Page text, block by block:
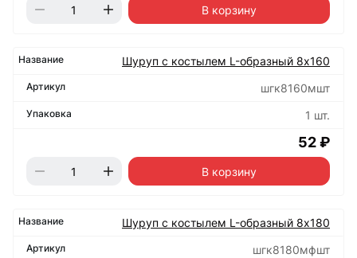
В корзину
Шуруп с костылем L-образный 8х160
шгк8160мшт
1 шт.
52 ₽
В корзину
Шуруп с костылем L-образный 8х180
шгк8180мфшт